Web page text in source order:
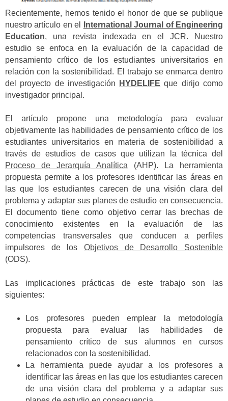
Recientemente, hemos tenido el honor de que se publique
nuestro artículo en el
International Journal of Engineering
Education, una revista indexada en el JCR. Nuestro
estudio se enfoca en la evaluación de la capacidad de
pensamiento crítico de los estudiantes universitarios en
relación con la sostenibilidad. El trabajo se enmarca dentro
del proyecto de investigación
HYDELIFE que dirijo como
investigador principal.
El artículo propone una metodología para evaluar
objetivamente las habilidades de pensamiento crítico de los
estudiantes universitarios en materia de sostenibilidad a
través de estudios de casos que utilizan la técnica del
Proceso de Jerarquía Analítica (AHP). La herramienta
propuesta permite a los profesores identificar las áreas en
las que los estudiantes carecen de una visión clara del
problema y adaptar sus planes de estudio en consecuencia.
El documento tiene como objetivo cerrar las brechas de
conocimiento existentes en la evaluación de las
competencias transversales que conducen a perfiles
impulsores de los Objetivos de Desarrollo Sostenible
(ODS).
Las implicaciones prácticas de este trabajo son las
siguientes:
Los profesores pueden emplear la metodología
propuesta para evaluar las habilidades de
pensamiento crítico de sus alumnos en cursos
relacionados con la sostenibilidad.
La herramienta puede ayudar a los profesores a
identificar las áreas en las que los estudiantes carecen
de una visión clara del problema y a adaptar sus